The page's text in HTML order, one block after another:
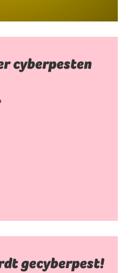
cyberpesten
gecyberpest!